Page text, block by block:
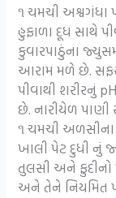
૧ ચમચી અશ્વગંધા
હુફાળા દૂધ સાથે
કુવારપાઠુંના
આરામ મળે છે.
પીવાથી શરીરનું
છે. નારીયેળ પાણી
૧ ચમચી અળસીના
ખાલી પેટ દુધી નું
તુલસી અને
અને તેને નિયમિત